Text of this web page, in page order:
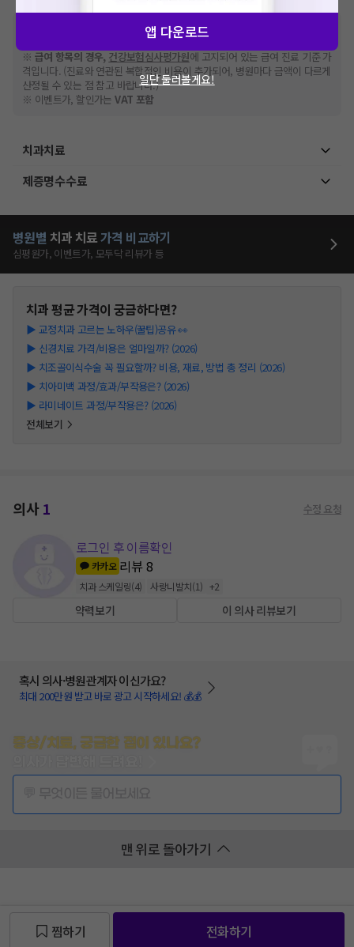
추가비용 등으로 실제 가격과 상이할 수 있으니, 정확
한 가격은 해당 의료기관에 직접 문의해주세요.
※ 급여 항목의 경우, 건강보험심사평가원에 고지되어 있는 급여 진료 기준 가
격입니다. (진료와 연관된 복합적인 비용이 추가되어, 병원마다 금액이 다르게
산정될 수 있는 점 참고 바랍니다.)
※ 이벤트가, 할인가는VAT 포함
치과치료
제증명수수료
병원별 치과 치료가격 비교하기
심평원가, 이벤트가, 모두닥 리뷰가 등
치과평균 가격이 궁금하다면?
▶ 교정치과 고르는 노하우(꿀팁)공유 👀
▶ 신경치료 가격/비용은 얼마일까? (2026)
▶ 치조골이식수술 꼭 필요할까? 비용, 재료, 방법 총 정리 (2026)
▶ 치아미백 과정/효과/부작용은? (2026)
▶ 라미네이트 과정/부작용은? (2026)
전체보기
의사1 수정 요청
로그인 후 이름확인
카카오 리뷰8
치과 스케일링(4) 사랑니발치(1) +2
약력보기 이 의사 리뷰보기
혹시 의사·병원관계자 이신가요?
최대 200만원 받고 바로 광고 시작하세요! 💰💰
증상/치료, 궁금한 점이 있나요?
맨 위로 돌아가기
찜하기 전화하기
앱 다운로드
일단 둘러볼게요!